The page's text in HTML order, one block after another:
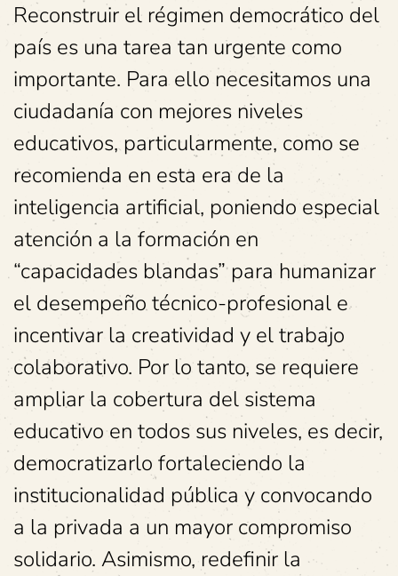
Reconstruir el régimen democrático del
país es una tarea tan urgente como
importante. Para ello necesitamos una
ciudadanía con mejores niveles
educativos, particularmente, como se
recomienda en esta era de la
inteligencia artificial, poniendo especial
atención a la formación en
“capacidades blandas” para humanizar
el desempeño técnico-profesional e
incentivar la creatividad y el trabajo
colaborativo. Por lo tanto, se requiere
ampliar la cobertura del sistema
educativo en todos sus niveles, es decir,
democratizarlo fortaleciendo la
institucionalidad pública y convocando
a la privada a un mayor compromiso
solidario. Asimismo, redefinir la